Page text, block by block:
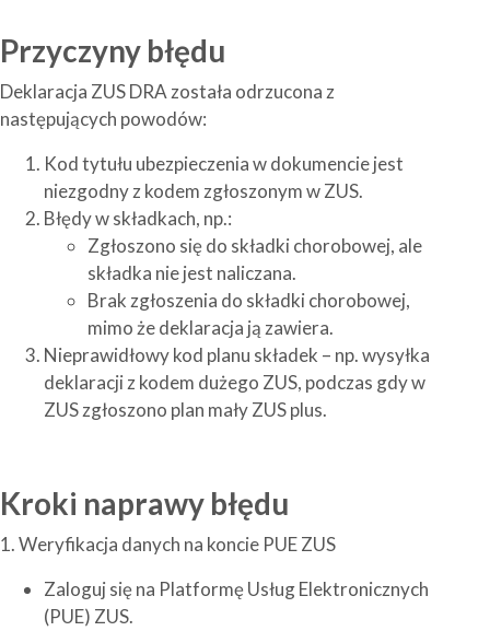
Przyczyny błędu
Deklaracja ZUS DRA została odrzucona z
następujących powodów:
Kod tytułu ubezpieczenia w dokumencie jest
niezgodny z kodem zgłoszonym w ZUS.
Błędy w składkach, np.:
Zgłoszono się do składki chorobowej, ale
składka nie jest naliczana.
Brak zgłoszenia do składki chorobowej,
mimo że deklaracja ją zawiera.
Nieprawidłowy kod planu składek – np. wysyłka
deklaracji z kodem dużego ZUS, podczas gdy w
ZUS zgłoszono plan mały ZUS plus.
Kroki naprawy błędu
1. Weryfikacja danych na koncie PUE ZUS
Zaloguj się na Platformę Usług Elektronicznych
(PUE) ZUS.